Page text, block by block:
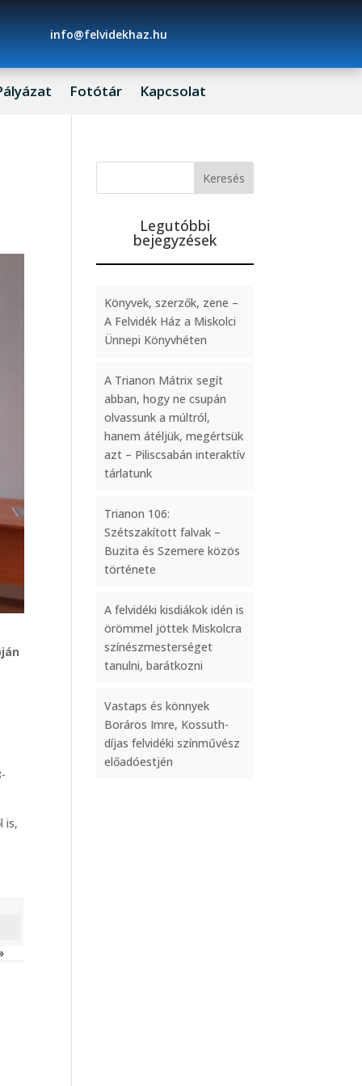
info@felvidekhaz.hu
Fotótár Kapcsolat
is,
Legutóbbi
bejegyzések
Könyvek, szerzők, zene –
A Felvidék Ház a Miskolci
Ünnepi Könyvhéten
A Trianon Mátrix segít
abban, hogy ne csupán
olvassunk a múltról,
hanem átéljük, megértsük
azt – Piliscsabán interaktív
tárlatunk
Trianon 106:
Szétszakított falvak –
Buzita és Szemere közös
története
A felvidéki kisdiákok idén is
örömmel jöttek Miskolcra
színészmesterséget
tanulni, barátkozni
Vastaps és könnyek
Boráros Imre, Kossuth-
díjas felvidéki színművész
előadóestjén